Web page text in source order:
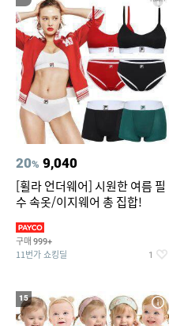
20% 9,040
[휠라 언더웨어] 시원한 여름 필
수 속옷/이지웨어 총 집합!
구매 999+
11번가 쇼킹딜 1
15